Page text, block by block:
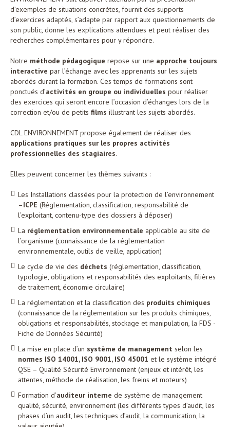
d’exemples de situations concrètes, fournit des supports
d’exercices adaptés, s’adapte par rapport aux questionnements de
son public, donne les explications attendues et peut réaliser des
recherches complémentaires pour y répondre.
Notre méthode pédagogique repose sur une approche toujours
interactive par l’échange avec les apprenants sur les sujets
abordés durant la formation. Ces temps de formations sont
ponctués d’activités en groupe ou individuellespour réaliser
des exercices qui seront encore l’occasion d’échanges lors de la
correction et/ou de petitsfilms illustrant les sujets abordés.
CDL ENVIRONNEMENT propose également de réaliser des
applications pratiques sur les propres activités
professionnelles des stagiaires.
Elles peuvent concerner les thèmes suivants :
Les Installations classées pour la protection de l’environnement
–ICPE (Réglementation, classification, responsabilité de
l’exploitant, contenu-type des dossiers à déposer)
La réglementation environnementale applicable au site de
l’organisme (connaissance de la réglementation
environnementale, outils de veille, application)
Le cycle de vie des déchets (réglementation, classification,
typologie, obligations et responsabilités des exploitants, filières
de traitement, économie circulaire)
La réglementation et la classification des produits chimiques
(connaissance de la réglementation sur les produits chimiques,
obligations et responsabilités, stockage et manipulation, la FDS -
Fiche de Données Sécurité)
La mise en place d’un système de management selon les
normes ISO 14001, ISO 9001, ISO 45001et le système intégré
QSE – Qualité Sécurité Environnement (enjeux et intérêt, les
attentes, méthode de réalisation, les freins et moteurs)
Formation d’auditeur interne de système de management
qualité, sécurité, environnement (les différents types d’audit, les
phases d’un audit, les techniques d’audit, la communication, la